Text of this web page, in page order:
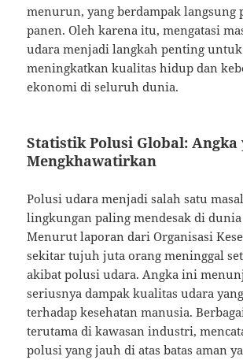
menurun, yang berdampak langsung
panen. Oleh karena itu, mengatasi
udara menjadi langkah penting untuk
meningkatkan kualitas hidup dan
ekonomi di seluruh dunia.
Statistik Polusi Global: Angka
Mengkhawatirkan
Polusi udara menjadi salah satu
lingkungan paling mendesak di
Menurut laporan dari Organisasi
sekitar tujuh juta orang meninggal
akibat polusi udara. Angka ini
seriusnya dampak kualitas udara
terhadap kesehatan manusia.
terutama di kawasan industri,
polusi yang jauh di atas batas aman